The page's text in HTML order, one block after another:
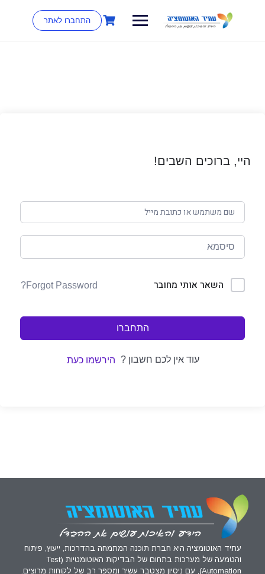
התחברו לאתר
היי, ברוכים השבים!
השאר אותי מחובר Forgot Password?
התחברו
עוד אין לכם חשבון ? הירשמו כעת
עתיד האוטומציה היא חברת תוכנה המתמחה בהדרכות, ייעוץ, פיתוח
והטמעה של מערכות בתחום של הבדיקות האוטומטיות (Test
Automation), עם ניסיון מצטבר עשיר ומספר רב של לקוחות מרוצים.